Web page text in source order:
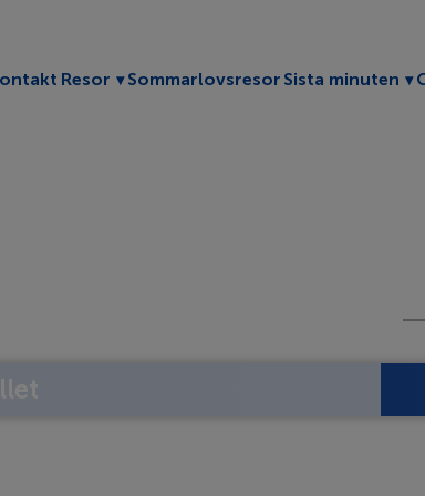
Resor Toggle submenu
Sommarlovsresor Sista minuten